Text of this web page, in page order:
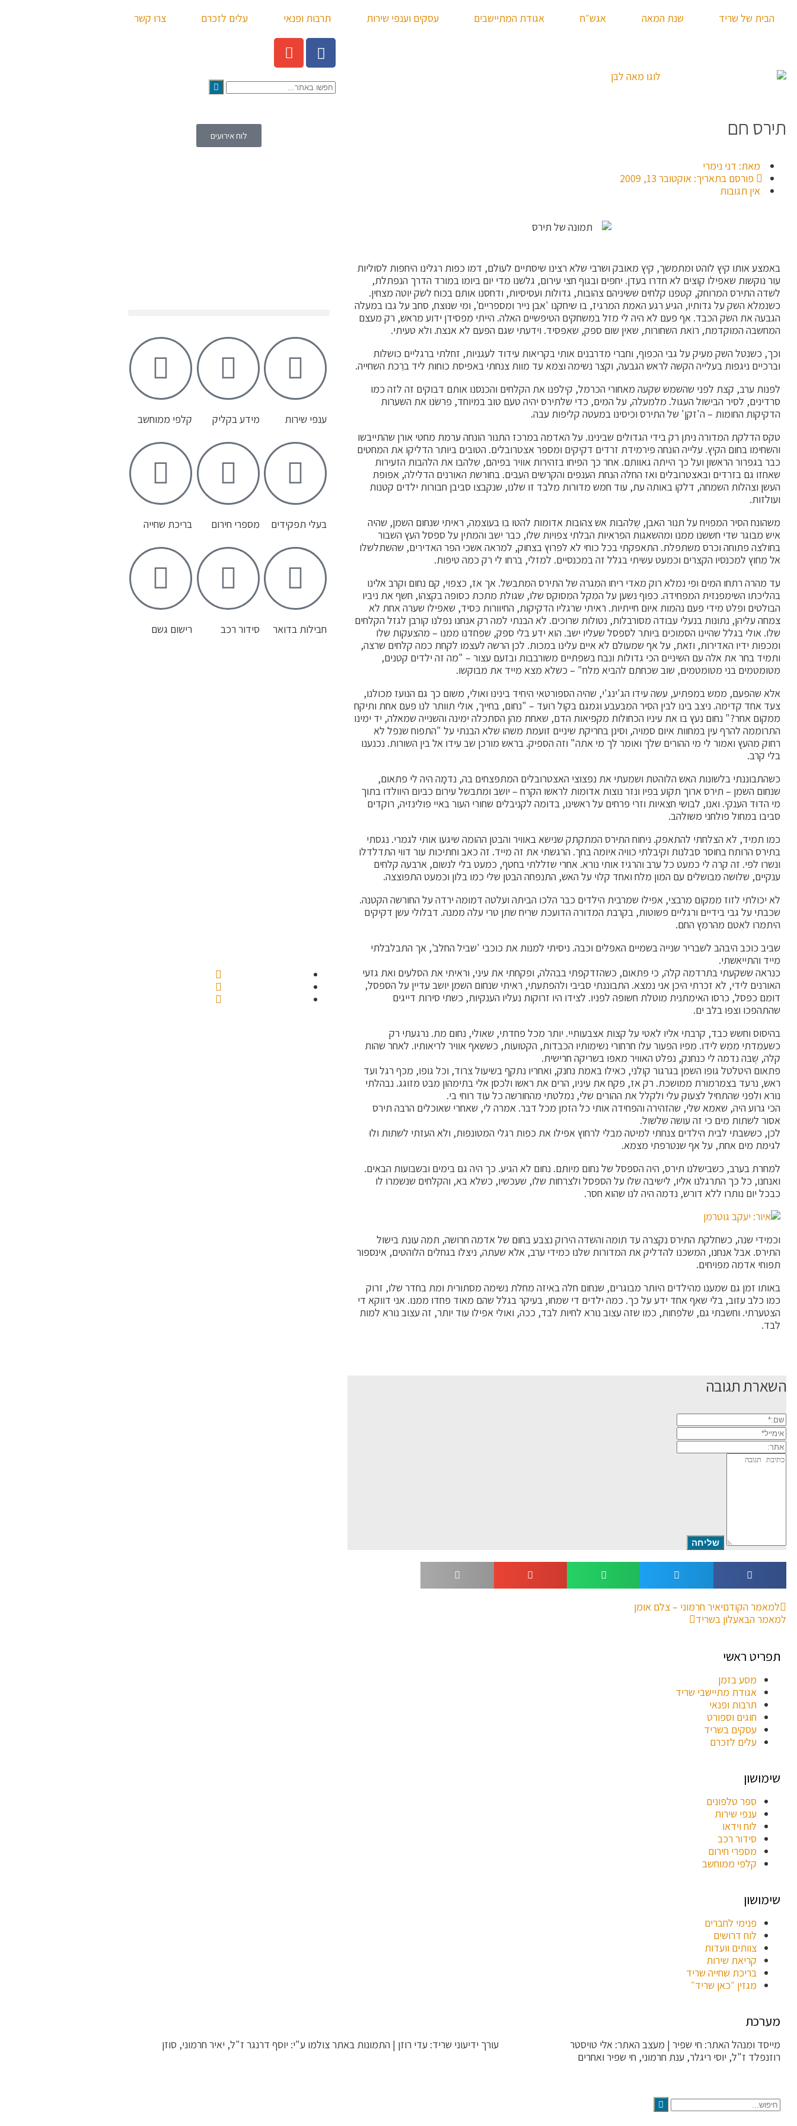
הבית של שריד שנת המאה אגש״ח אגודת המתיישבים עסקים וענפי שירות תרבות ופנאי עלים לזכרם צרו קשר
תירס חם
מאת: דני נימרי
פורסם בתאריך: אוקטובר 13, 2009
אין תגובות
באמצע אותו קיץ לוהט ומתמשך, קיץ מאובק ושרבי שלא רצינו שיסתיים לעולם, דמו כפות רגלינו היחפות לסוליות
עור נוקשות שאפילו קוצים לא חדרו בעדן. יחפים ובגוף חצי עירום, גלשנו מדי יום ביומו במורד הדרך הנפתלת,
לשדה התירס המרוחק, קטפנו קלחים ששיניהם צהובות, גדולות ועסיסיות, ודחסנו אותם בכוח לשׂק יוטה מצחין.
כשנמלא השק על גדותיו, הגיע רגע האמת המרגיז, בו שיחקנו 'אבן נייר ומספריים', ומי שנוּצח, סחב על גבו במעלה
הגבעה את השׂק הכבד. אף פעם לא היה לי מזל במשחקים הטיפשיים האלה. הייתי מפסידן ידוע מראש, רק מעצם
המחשבה המוקדמת, רוֹאת השחורות, שאין שום ספק, שאפסיד. וידעתי שגם הפעם לא אנצח. ולא טעיתי.
וכך, כשנטל השק מעיק על גבי הכפוף, וחברי מדרבנים אותי בקריאות עידוד לעגניות, זחלתי ברגליים כושלות
וּברכיים ניגפות בעלייה הקשה לראש הגבעה, וקצר נשימה וצמא עד מוות צנחתי באפיסת כוחות ליד ברֵכת השחייה.
לפנות ערב, קצת לפני שהשמש שקעה מאחורי הכרמל, קילפנו את הקלחים והכנסנו אותם דבוקים זה לזה כמו
סרדינים, לסיר הבישול העגול. מלמעלה, על המים, כדי שלתירס יהיה טעם טוב במיוחד, פרשׂנו את השערות
הדקיקות החומות – ה'זקן' של התירס וכיסינו במעטה קליפות עבה.
טקס הדלקת המדורה ניתן רק בידי הגדולים שבינינו. על האדמה במרכז התנור הונחה ערמת מחטי אורן שהתייבשו
והשחימו בחום הקיץ. עלייה הונחה פירמידת זרדים דקיקים ומספר אצטרובלים. הטובים ביותר הדליקו את המחטים
כבר בגפרור הראשון ועל כך הייתה גאוותם. אחר כך הפיחו בזהירות אוויר בפיהם, שִלהבו את הלהבות הזעירות
שאחזו גם בזרדים ובאצטרובלים ואז החלה הנחת הענפים והקרשים העבים. בחורשת האורנים הדלילה, אפופת
העשן וצהלות השמחה, דלקו באותה עת, עוד חמש מדורות מלבד זו שלנו, שנקבצו סביבן חבורות ילדים קטנות
ועולזות.
משהונח הסיר המפויח על תנור האבן, שֶלהבות אש צהובות אדומות להטו בו בעוצמה, ראיתי שנחום השמן, שהיה
איש מבוגר שדי חששנו ממנו ומהשאגות הפראיות הבלתי צפויות שלו, כבר ישב והמתין על ספסל העץ השבור
בחולצה פתוחה וכרס משתפלת. התאפקתי בכל כוחי לא לפרוץ בצחוק, למראה אשכי הפר האדירים, שהשתלשלו
אל מִחוץ למכנסיו הקצרים וכמעט עשיתי בגלל זה במכנסיים. למזלי, ברחו לי רק כמה טיפות.
עד מהרה רתחו המים ופי נמלא רוק מאדי ריחו המגרה של התירס המתבשל. אך אז, כצפוי, קם נחום וקרב אלינו
בהליכתו השימפנזית המפחידה. כפוף נשען על המקל המסוקס שלו, שגולת מתכת כסופה בקצהו, חשף את ניביו
הבולטים ופלט מידי פעם נהמות איוּם חייתיות. ראיתי שרגליו הדקיקות, החיוורות כּסיד, שאפילו שערה אחת לא
צמחה עליהן, נתונות בנעלי עבודה מסורבלות, נטולות שרוכים. לא הבנתי למה רק אנחנו נפלנו קורבן לגזל הקלחים
שלו. אולי בגלל שהיינו הסמוכים ביותר לספסל שעליו ישב. הוא ידע בלי ספק, שפחדנו ממנו – מהצעקות שלו
ומכפות ידיו האדירות, וזאת, על אף שמעולם לא איים עלינו במכות. לכן הרשה לעצמו לקחת כמה קלחים שרצה,
ותמיד בחר את אלה עם השיניים הכי גדולות ונבח בשפתיים משורבבות ובזעם עצור – "מה זה ילדים קטנים,
מטומטמים בני מטומטמים, שוב שכחתם להביא מלח" – כשלא מצא מייד את מבוקשו.
אלא שהפעם, ממש במפתיע, עשה עידו הג'ינג'י, שהיה הספורטאי היחיד בינינו ואולי, משום כך גם הנועז מכולנו,
צעד אחד קדימה. ניצב בינו לבין הסיר המבעבע וגמגם בקול רועד – "נחום, בחייך, אולי תוותר לנו פעם אחת ותיקח
ממקום אחר?" נחום נעץ בו את עיניו הכחולות מקפיאות הדם, שאחת מהן הסתכלה ימינה והשנייה שמאלה, יד ימינו
התרוממה להרף עין במחוות איום סמויה, וסינן בחריקת שיניים זועמת משהו שלא הבנתי על "התפוח שנפל לא
רחוק מהעץ ואמור לי מי ההורים שלך ואומר לך מי אתה" וזה הספיק. בראש מורכן שב עידו אל בין השורות. נכנענו
בלי קרב.
כשהתבוננתי בלשונות האש הלוהטת ושמעתי את נפצוצי האצטרובלים המתפצחים בה, נדמָה היה לי פתאום,
שנחום השמן – תירס ארוך תקוע בפיו ונזר נוצות אדומות לראשו הקרח – יושב ומתבשל עירום כביום היוולדו בתוך
מי הדוּד הענקי. ואנו, לבושי חצאיות וזרי פרחים על ראשינו, בדומה לקניבלים שחורי העור באיי פולינזיה, רוקדים
סביבו במחול פולחני משולהב.
כמו תמיד, לא הצלחתי להתאפק. ניחוח התירס המתקתק שנישא באוויר והבטן ההומה שיגעו אותי לגמרי. נגסתי
בתירס הרותח בחוסר סבלנות וקיבלתי כוויה איומה בחך. הרגשתי את זה מייד. זה כאב וחתיכות עור דווּי התדלדלו
ונשרו לפי. זה קרה לי כמעט כל ערב והרגיז אותי נורא. אחרי שזללתי בחטף, כמעט בלי לנשום, ארבעה קלחים
ענקיים, שלושה מבושלים עם המון מלח ואחד קלוי על האש, התנפחה הבטן שלי כמו בלון וכמעט התפוצצה.
לא יכולתי לזוז ממקום מרבצי, אפילו שמרבית הילדים כבר הלכו הביתה ועלטה דמומה ירדה על החורשה הקטנה.
שכבתי על גבי בידיים ורגליים פשוטות, בקרבת המדורה הדועכת שריח שתן טרי עלה ממנה. דבלולי עשן דקיקים
היתמרו לאִטם מהרמץ החם.
שביב כוכב היבהב לשבריר שנייה בשמיים האפלים וכבה. ניסיתי למנות את כוכבי 'שביל החלב', אך התבלבלתי
מייד והתייאשתי.
כנראה ששקעתי בתרדמה קלה, כי פתאום, כשהזדקפתי בבהלה, ופקחתי את עיני, וראיתי את הסלעים ואת גזעי
האורנים לידי, לא זכרתי היכן אני נמצא. התבוננתי סביבי ולהפתעתי, ראיתי שנחום השמן יושב עדיין על הספסל,
דומם כפסל, כרסו האימתנית מוטלת חשופה לפניו. לצידו היו זרוקות נעליו הענקיות, כשתי סירות דייגים
שהתהפכו וצפו בלב ים.
בהיסוס וחשש כבד, קרבתי אליו לאִטי על קצות אצבעותיי. יותר מכל פחדתי, שאולי, נחום מת. נרגעתי רק
כשעמדתי ממש לידו. מפיו הפעור עלו חרחורי נשימותיו הכבדות, הקטועות, כששאף אוויר לריאותיו. לאחר שהות
קלה, שֶבּה נדמה לי כנחנק, נפלט האוויר מאפו בשריקה חרישית.
פתאום היטלטל גופו השמן בגרגור קולני, כאילו באמת נחנק, ואחריו נתקף בשיעול צרוד, וכל גופו, מכף רגל ועד
ראש, נרעד בצמרמורת ממושכת. רק אז, פקח את עיניו, הרים את ראשו ולכסן אלי בתימהון מבט מזוגג. נבהלתי
נורא ולפני שהתחיל לצעוק עלי ולקלל את ההורים שלי, נמלטתי מהחורשה כל עוד רוחי בי.
הכי גרוע היה, שאמא שלי, שהזהירה והפחידה אותי כל הזמן מכל דבר. אמרה לי, שאחרי שאוכלים הרבה תירס
אסור לשתות מים כי זה עושה שלשול.
לכן, כששבתי לבית הילדים צנחתי למיטה מבלי לרחוץ אפילו את כפות רגלי המטונפות, ולא העזתי לשתות ולוּ
לגימת מים אחת, על אף שנטרפתי מצמא.
למחרת בערב, כשבישלנו תירס, היה הספסל של נחום מיותם. נחום לא הגיע. כך היה גם בימים ובשבועות הבאים.
ואנחנו, כל כך התרגלנו אליו, לישיבה שלו על הספסל ולצרחות שלו, שעכשיו, כשלא בא, והקלחים שנשמרו לו
כבכל יום נותרו ללא דורש, נדמה היה לנו שהוא חסר.
וכמידי שנה, כשחלקת התירס נקצרה עד תומה והשדה הירוק נצבע בחוּם של אדמה חרושה, תמה עונת בישול
התירס. אבל אנחנו, המשכנו להדליק את המדורות שלנו כמידי ערב, אלא שעתה, ניצלו בגחלים הלוהטים, אינספור
תפוחי אדמה מפויחים.
באותו זמן גם שמענו מהילדים היותר מבוגרים, שנחום חלה באיזה מחלת נשימה מסתורית ומת בחדר שלו, זרוק
כמו כלב עזוב, בלי שאף אחד ידע על כך. כמה ילדים די שמחו, בעיקר בגלל שהם מאוד פחדו ממנו. אני דווקא די
הצטערתי. וחשבתי גם, שלפחות, כמו שזה עצוב נורא לחיות לבד, ככה, ואולי אפילו עוד יותר, זה עצוב נורא למות
לבד.
השארת תגובה
שם:*
אימייל*
אתר:
תגובה
למאמר הקודםיאיר חרמוני – צלם אומן
למאמר הבאעלון בשריד
לוח אירועים
ענפי שירות מידע בקליק קלפי ממוחשב
בעלי תפקידים מספרי חירום בריכת שחייה
חבילות בדואר סידור רכב רישום גשם
תפריט ראשי
מסע בזמן
אגודת מתיישבי שריד
תרבות ופנאי
חוגים וספורט
עסקים בשריד
עלים לזכרם
שימושון
ספר טלפונים
ענפי שירות
לוח וידאו
סידור רכב
מספרי חירום
קלפי ממוחשב
שימושון
פנימי לחברים
לוח דרושים
צוותים וועדות
קריאת שירות
בריכת שחייה שריד
מגזין ״כאן שריד״
מערכת
מייסד ומנהל האתר: חי שפיר | מעצב האתר: אלי טויסטר
עורך ידיעוני שריד: עדי רוזן | התמונות באתר צולמו ע"י: יוסף דרנגר ז"ל, יאיר חרמוני, סוזן
רוזנפלד ז"ל, יוסי ריגלר, ענת חרמוני, חי שפיר ואחרים